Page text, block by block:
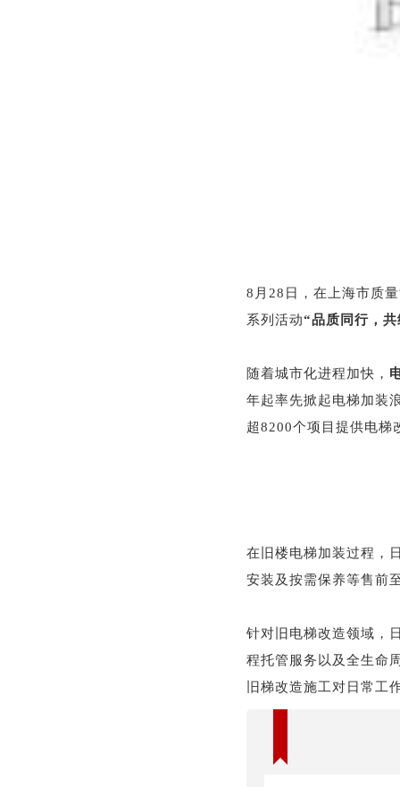
8月28日，在上海市质
系列活动“品质同行，
随着城市化进程加快，
年起率先掀起电梯加装
超8200个项目提供电梯
在旧楼电梯加装过程，
安装及按需保养等售前
针对旧电梯改造领域，
程托管服务以及全生命
旧梯改造施工对日常工